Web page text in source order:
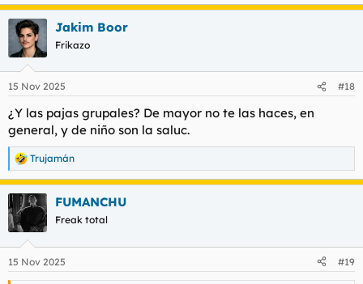
Jakim Boor
Frikazo
15 Nov 2025 #18
¿Y las pajas grupales? De mayor no te las haces, en
general, y de niño son la saluc.
R
e
a
c
i
e
s
Trujamán
FUMANCHU
Freak total
15 Nov 2025 #19